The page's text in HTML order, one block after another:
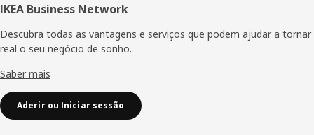
IKEA Business Network
Descubra todas as vantagens e serviços que podem ajudar a tornar
real o seu negócio de sonho.
Saber mais
Aderir ou Iniciar sessão